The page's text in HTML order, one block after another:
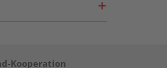
Kooperation